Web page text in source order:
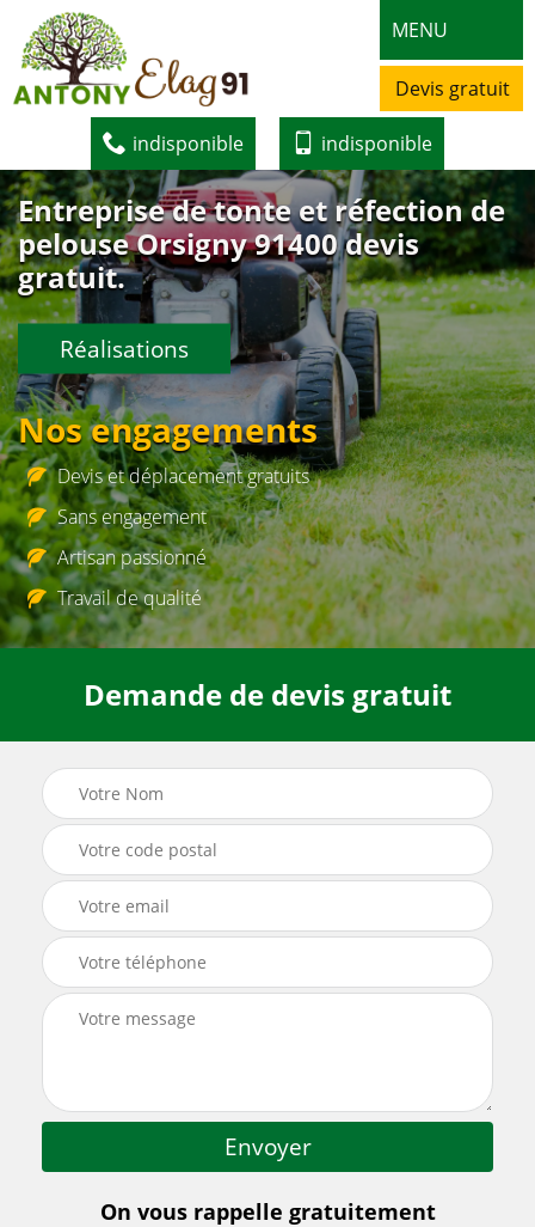
MENU
Devis gratuit
indisponible indisponible
Entreprise de tonte et réfection de
pelouse Orsigny 91400 devis
gratuit.
Réalisations
Nos engagements
Devis et déplacement gratuits
Sans engagement
Artisan passionné
Travail de qualité
Demande de devis gratuit
On vous rappelle gratuitement